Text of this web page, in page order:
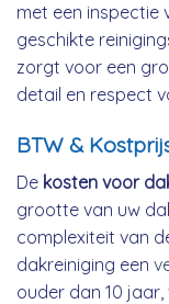
met een inspectie
geschikte
zorgt voor een
detail en respect
BTW &
De kosten voor
grootte van uw
complexiteit van
dakreiniging een
ouder dan 10